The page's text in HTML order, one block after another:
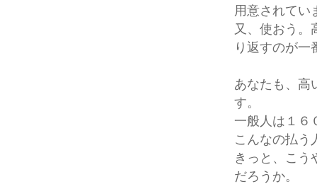
用意されてい
又、使おう。
り返すのが一
あなたも、高
す。
一般人は１６
こんなの払う
きっと、こう
だろうか。